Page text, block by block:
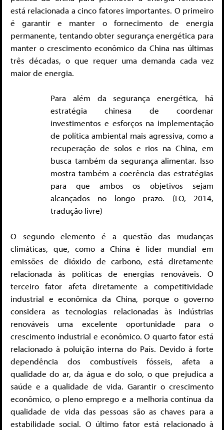
está relacionada a cinco fatores importantes. O primeiro
é garantir e manter o fornecimento de energia
permanente, tentando obter segurança energética para
manter o crescimento econômico da China nas últimas
três décadas, o que requer uma demanda cada vez
maior de energia.
Para além da segurança energética, há
estratégia chinesa de coordenar
investimentos e esforços na implementação
de política ambiental mais agressiva, como a
recuperação de solos e rios na China, em
busca também da segurança alimentar. Isso
mostra também a coerência das estratégias
para que ambos os objetivos sejam
alcançados no longo prazo. (LO, 2014,
tradução livre)
O segundo elemento é a questão das mudanças
climáticas, que, como a China é líder mundial em
emissões de dióxido de carbono, está diretamente
relacionada às políticas de energias renováveis. O
terceiro fator afeta diretamente a competitividade
industrial e econômica da China, porque o governo
considera as tecnologias relacionadas às indústrias
renováveis ​​uma excelente oportunidade para o
crescimento industrial e econômico. O quarto fator está
relacionado à poluição interna do País. Devido à forte
dependência dos combustíveis fósseis, afeta a
qualidade do ar, da água e do solo, o que prejudica a
saúde e a qualidade de vida. Garantir o crescimento
econômico, o pleno emprego e a melhoria contínua da
qualidade de vida das pessoas são as chaves para a
estabilidade social. O último fator está relacionado à